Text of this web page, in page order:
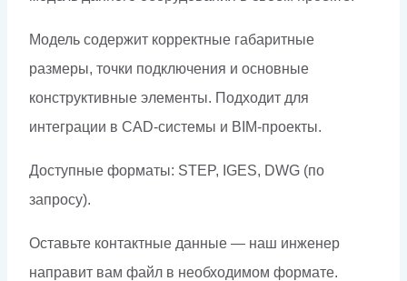
Модель содержит корректные габаритные
размеры, точки подключения и основные
конструктивные элементы. Подходит для
интеграции в CAD-системы и BIM-проекты.
Доступные форматы: STEP, IGES, DWG (по
запросу).
Оставьте контактные данные — наш инженер
направит вам файл в необходимом формате.